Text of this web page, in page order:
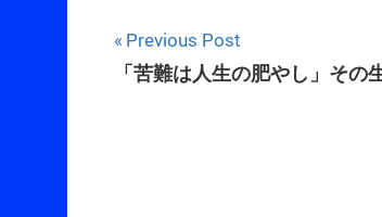
Post
navigation
Previous Post
「苦難は人生の肥やし」その